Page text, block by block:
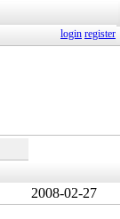
login register
2008-02-27